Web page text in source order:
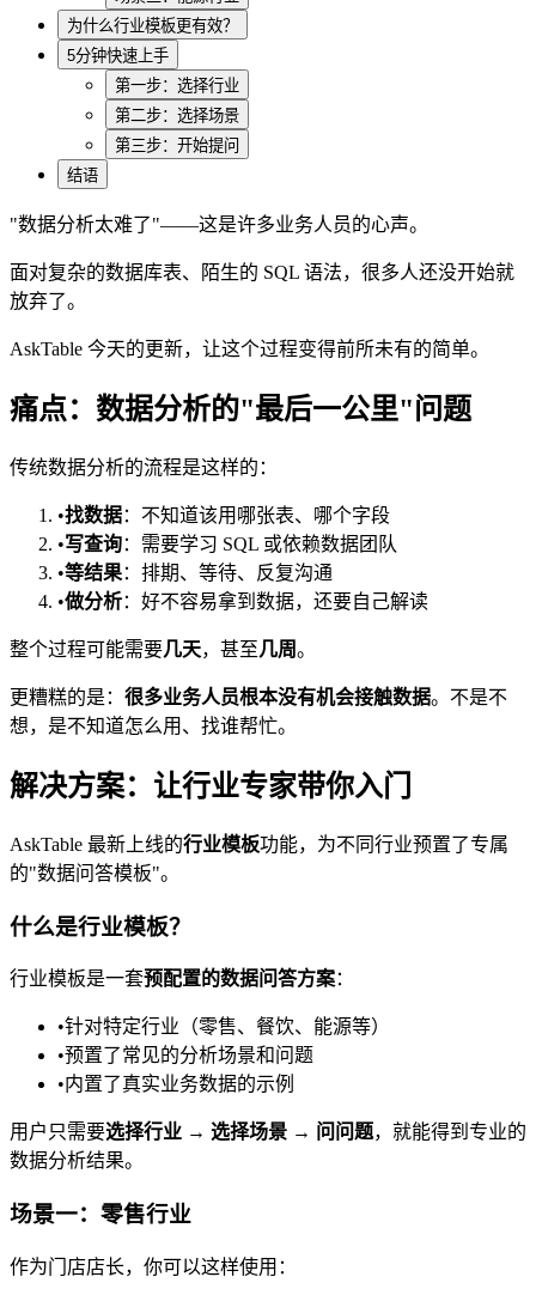
为什么行业模板更有效？
5分钟快速上手
第一步：选择行业
第二步：选择场景
第三步：开始提问
结语
"数据分析太难了"——这是许多业务人员的心声。
面对复杂的数据库表、陌生的 SQL 语法，很多人还没开始就
放弃了。
AskTable 今天的更新，让这个过程变得前所未有的简单。
痛点：数据分析的"最后一公里"问题
传统数据分析的流程是这样的：
•找数据：不知道该用哪张表、哪个字段
•写查询：需要学习 SQL 或依赖数据团队
•等结果：排期、等待、反复沟通
•做分析：好不容易拿到数据，还要自己解读
整个过程可能需要几天，甚至几周。
更糟糕的是： 很多业务人员根本没有机会接触数据。不是不
想，是不知道怎么用、找谁帮忙。
解决方案：让行业专家带你入门
AskTable 最新上线的行业模板功能，为不同行业预置了专属
的"数据问答模板"。
什么是行业模板？
行业模板是一套预配置的数据问答方案：
•针对特定行业（零售、餐饮、能源等）
•预置了常见的分析场景和问题
•内置了真实业务数据的示例
用户只需要选择行业 → 选择场景 → 问问题，就能得到专业的
数据分析结果。
场景一：零售行业
作为门店店长，你可以这样使用：